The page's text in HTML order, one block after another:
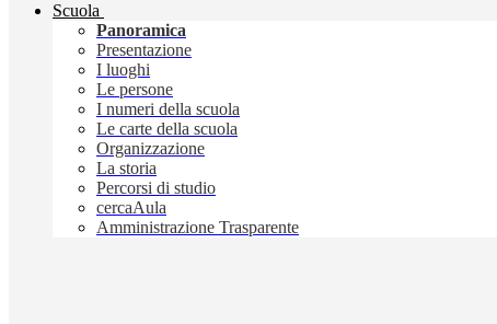
Scuola
Panoramica
Presentazione
I luoghi
Le persone
I numeri della scuola
Le carte della scuola
Organizzazione
La storia
Percorsi di studio
cercaAula
Amministrazione Trasparente